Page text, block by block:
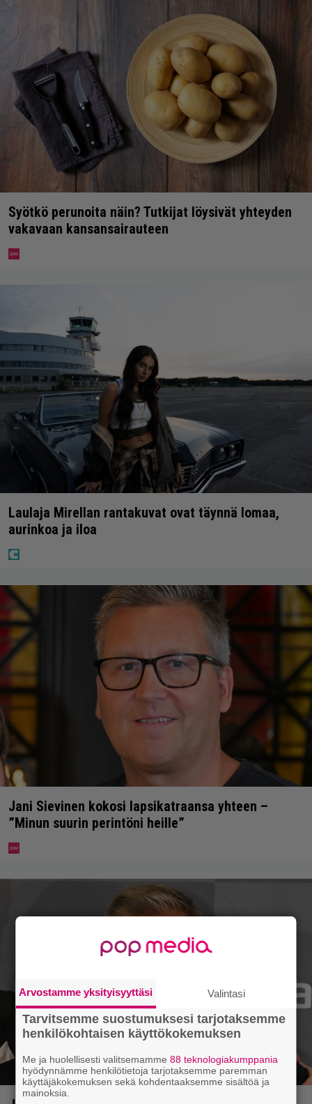
Syötkö perunoita näin? Tutkijat löysivät yhteyden
vakavaan kansansairauteen
Laulaja Mirellan rantakuvat ovat täynnä lomaa,
aurinkoa ja iloa
Jani Sievinen kokosi lapsikatraansa yhteen –
”Minun suurin perintöni heille”
Arvostamme yksityisyyttäsi Valintasi
Tarvitsemme suostumuksesi tarjotaksemme
henkilökohtaisen käyttökokemuksen
Me ja huolellisesti valitsemamme88 teknologiakumppania
hyödynnämme henkilötietoja tarjotaksemme paremman
käyttäjäkokemuksen sekä kohdentaaksemme sisältöä ja
mainoksia.